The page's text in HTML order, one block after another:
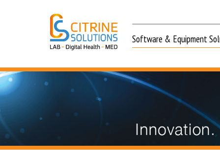
Software & Equipment